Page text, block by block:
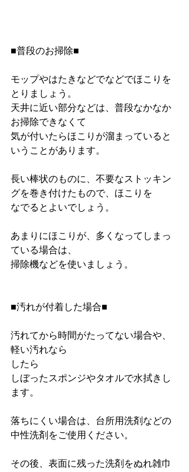
■普段のお掃除■
モップやはたきなどでなどでほこりを
とりましょう。
天井に近い部分などは、普段なかなか
お掃除できなくて
気が付いたらほこりが溜まっていると
いうことがあります。
長い棒状のものに、不要なストッキン
グを巻き付けたもので、ほこりを
なでるとよいでしょう。
あまりにほこりが、多くなってしまっ
ている場合は、
掃除機などを使いましょう。
■汚れが付着した場合■
汚れてから時間がたってない場合や、
軽い汚れなら
したら
しぼったスポンジやタオルで水拭きし
ます。
落ちにくい場合は、台所用洗剤などの
中性洗剤をご使用ください。
その後、表面に残った洗剤をぬれ雑巾